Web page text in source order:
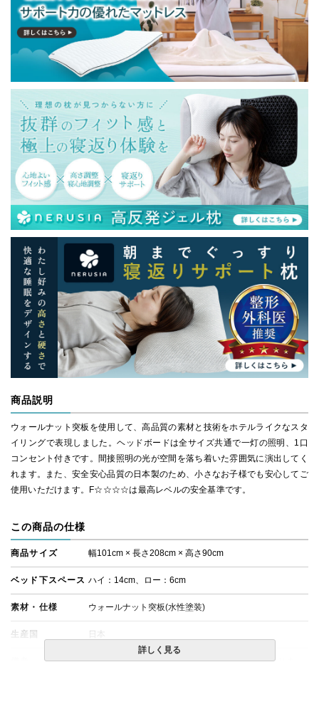
商品説明
ウォールナット突板を使用して、高品質の素材と技術をホテルライクなスタ
イリングで表現しました。ヘッドボードは全サイズ共通で一灯の照明、1口
コンセント付きです。間接照明の光が空間を落ち着いた雰囲気に演出してく
れます。また、安全安心品質の日本製のため、小さなお子様でも安心してご
使用いただけます。F☆☆☆☆は最高レベルの安全基準です。
この商品の仕様
商品サイズ 幅101cm × 長さ208cm × 高さ90cm
ベッド下スペース ハイ：14cm、ロー：6cm
素材・仕様 ウォールナット突板(水性塗装)
生産国 日本
・ディープオーク（DEO）色もお取り扱いしておりま
詳しく見る